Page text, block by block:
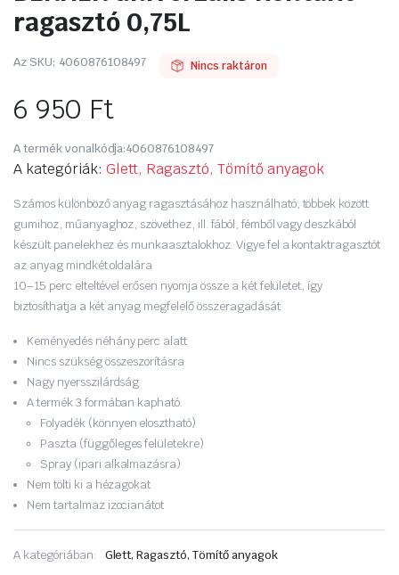
ragasztó 0,75L
Az SKU: 4060876108497 Nincs raktáron
6 950 Ft
A termék vonalkódja:4060876108497
A kategóriák: Glett, Ragasztó, Tömítő anyagok
Számos különböző anyag ragasztásához használható, többek között
gumihoz, műanyaghoz, szövethez, ill. fából, fémből vagy deszkából
készült panelekhez és munkaasztalokhoz. Vigye fel a kontaktragasztót
az anyag mindkét oldalára
10–15 perc elteltével erősen nyomja össze a két felületet, így
biztosíthatja a két anyag megfelelő összeragadását
Keményedés néhány perc alatt
Nincs szükség összeszorításra
Nagy nyersszilárdság
A termék 3 formában kapható:
Folyadék (könnyen elosztható)
Paszta (függőleges felületekre)
Spray (ipari alkalmazásra)
Nem tölti ki a hézagokat
Nem tartalmaz izocianátot
A kategóriában: Glett, Ragasztó, Tömítő anyagok